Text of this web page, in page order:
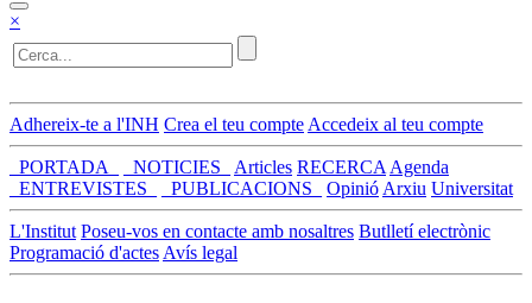
×
Adhereix-te a l'INH Crea el teu compte Accedeix al teu compte
_PORTADA_ _NOTICIES_ Articles RECERCA Agenda
_ENTREVISTES_
_PUBLICACIONS_ Opinió Arxiu Universitat
L'Institut Poseu-vos en contacte amb nosaltres Butlletí electrònic
Programació d'actes Avís legal